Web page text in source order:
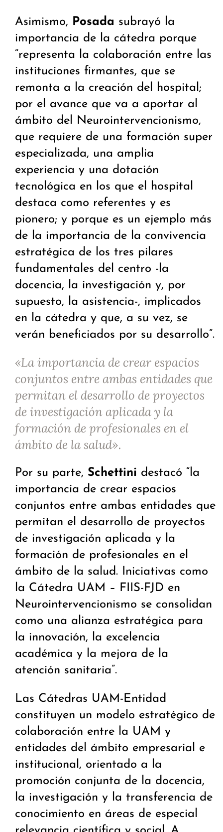
Asimismo, Posada subrayó la
importancia de la cátedra porque
“representa la colaboración entre las
instituciones firmantes, que se
remonta a la creación del hospital;
por el avance que va a aportar al
ámbito del Neurointervencionismo,
que requiere de una formación super
especializada, una amplia
experiencia y una dotación
tecnológica en los que el hospital
destaca como referentes y es
pionero; y porque es un ejemplo más
de la importancia de la convivencia
estratégica de los tres pilares
fundamentales del centro -la
docencia, la investigación y, por
supuesto, la asistencia-, implicados
en la cátedra y que, a su vez, se
verán beneficiados por su desarrollo”.
«La importancia de crear espacios
conjuntos entre ambas entidades que
permitan el desarrollo de proyectos
de investigación aplicada y la
formación de profesionales en el
ámbito de la salud».
Por su parte, Schettini destacó “la
importancia de crear espacios
conjuntos entre ambas entidades que
permitan el desarrollo de proyectos
de investigación aplicada y la
formación de profesionales en el
ámbito de la salud. Iniciativas como
la Cátedra UAM – FIIS-FJD en
Neurointervencionismo se consolidan
como una alianza estratégica para
la innovación, la excelencia
académica y la mejora de la
atención sanitaria”.
Las Cátedras UAM-Entidad
constituyen un modelo estratégico de
colaboración entre la UAM y
entidades del ámbito empresarial e
institucional, orientado a la
promoción conjunta de la docencia,
la investigación y la transferencia de
conocimiento en áreas de especial